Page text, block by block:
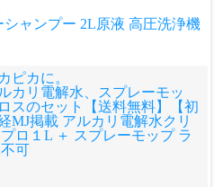
シャンプー 2L原液 高圧洗浄機
ピカに。
カリ電解水、スプレーモッ
スのセット
【送料無料】【初
MJ掲載 アルカリ電解水クリ
ロ１L ＋ スプレーモップ ラ
可